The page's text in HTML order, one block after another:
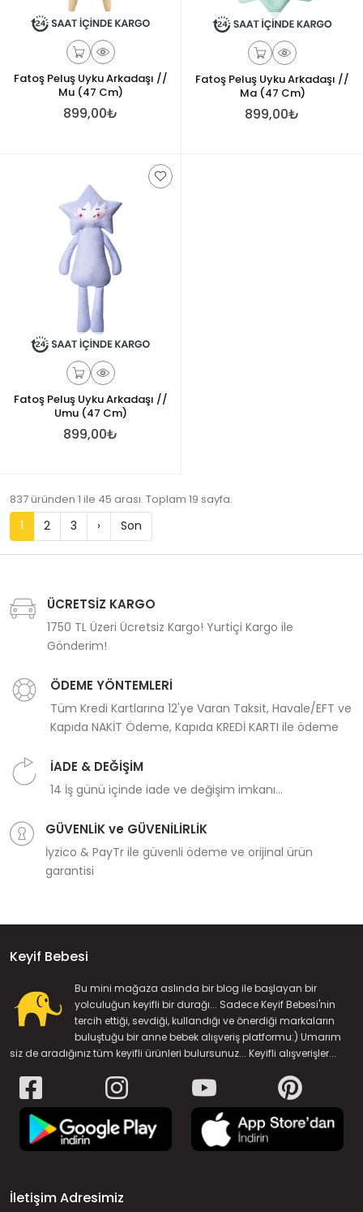
Fatoş Peluş Uyku Arkadaşı //
Mu (47 Cm)
899,00₺
Fatoş Peluş Uyku Arkadaşı //
Ma (47 Cm)
899,00₺
Fatoş Peluş Uyku Arkadaşı //
Umu (47 Cm)
899,00₺
837 üründen 1 ile 45 arası. Toplam 19 sayfa.
1 2 3 › Son
ÜCRETSİZ KARGO
1750 TL Üzeri Ücretsiz Kargo! Yurtiçi Kargo ile
Gönderim!
ÖDEME YÖNTEMLERİ
Tüm Kredi Kartlarına 12'ye Varan Taksit, Havale/EFT ve
Kapıda NAKİT Ödeme, Kapıda KREDİ KARTI ile ödeme
İADE & DEĞİŞİM
14 İş günü içinde iade ve değişim imkanı...
GÜVENLİK ve GÜVENİLİRLİK
İyzico & PayTr ile güvenli ödeme ve orijinal ürün
garantisi
Keyif Bebesi
Bu mini mağaza aslında bir blog ile başlayan bir
yolculuğun keyifli bir durağı... Sadece Keyif Bebesi'nin
tercih ettiği, sevdiği, kullandığı ve önerdiği markaların
buluştuğu bir anne bebek alışveriş platformu:) Umarım
siz de aradığınız tüm keyifli ürünleri bulursunuz... Keyifli alışverişler...
İletişim Adresimiz